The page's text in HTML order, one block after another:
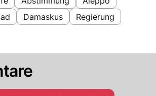
Damaskus
Regierung